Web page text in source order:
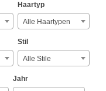
Haartyp
Alle Haartypen
Stil
Alle Stile
Jahr